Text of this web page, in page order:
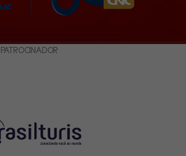
PATROCINADOR